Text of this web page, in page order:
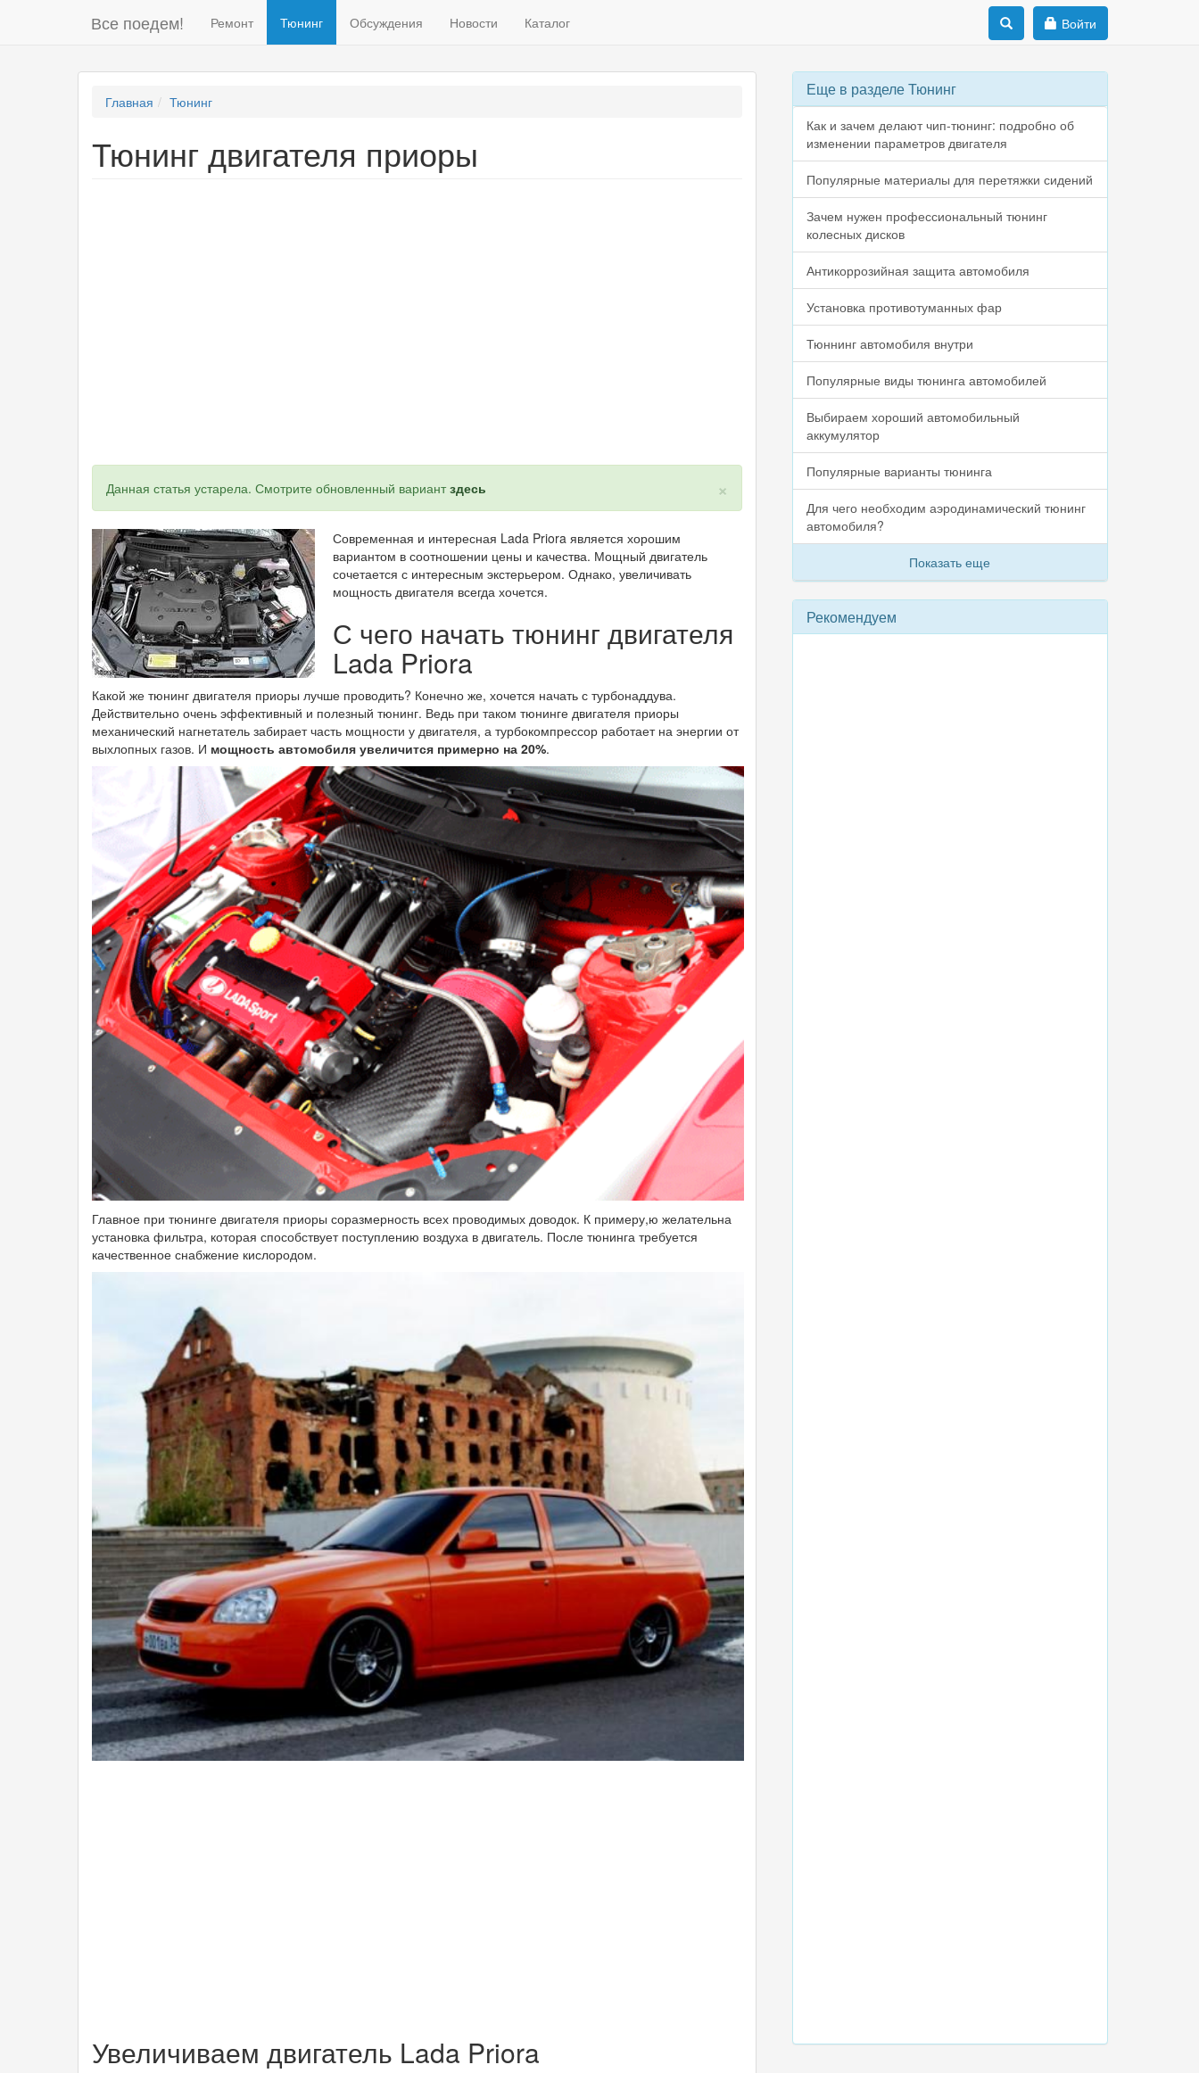
Все поедем! Ремонт Тюнинг Обсуждения Новости Каталог Войти
Главная Тюнинг
Тюнинг двигателя приоры
×
Статус
Данная статья устарела. Смотрите обновленный вариантздесь
Современная и интересная Lada Priora является хорошим
вариантом в соотношении цены и качества. Мощный двигатель
сочетается с интересным экстерьером. Однако, увеличивать
мощность двигателя всегда хочется.
С чего начать тюнинг двигателя
Lada Priora
Какой же тюнинг двигателя приоры лучше проводить? Конечно же, хочется начать с турбонаддува.
Действительно очень эффективный и полезный тюнинг. Ведь при таком тюнинге двигателя приоры
механический нагнетатель забирает часть мощности у двигателя, а турбокомпрессор работает на энергии от
выхлопных газов. И мощность автомобиля увеличится примерно на 20%.
Главное при тюнинге двигателя приоры соразмерность всех проводимых доводок. К примеру,ю желательна
установка фильтра, которая способствует поступлению воздуха в двигатель. После тюнинга требуется
качественное снабжение кислородом.
Увеличиваем двигатель Lada Priora
Еще в разделе Тюнинг
Как и зачем делают чип-тюнинг: подробно об
изменении параметров двигателя
Популярные материалы для перетяжки сидений
Зачем нужен профессиональный тюнинг
колесных дисков
Антикоррозийная защита автомобиля
Установка противотуманных фар
Тюннинг автомобиля внутри
Популярные виды тюнинга автомобилей
Выбираем хороший автомобильный
аккумулятор
Популярные варианты тюнинга
Для чего необходим аэродинамический тюнинг
автомобиля?
Показать еще
Рекомендуем